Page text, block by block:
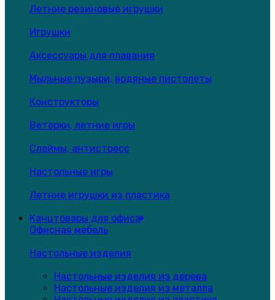
Летние резиновые игрушки
Игрушки
Аксессуары для плавания
Мыльные пузыри, водяные пистолеты
Конструкторы
Ветерки, летние игры
Слаймы, антистресс
Настольные игры
Летние игрушки из пластика
Канцтовары для офиса
Офисная мебель
Настольные изделия
Настольные изделия из дерева
Настольные изделия из металла